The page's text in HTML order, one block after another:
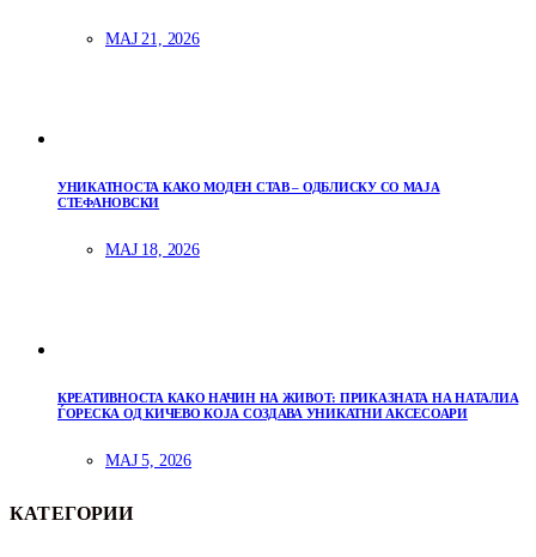
МАЈ 21, 2026
УНИКАТНОСТА КАКО МОДЕН СТАВ – ОДБЛИСКУ СО МАЈА
СТЕФАНОВСКИ
МАЈ 18, 2026
КРЕАТИВНОСТА КАКО НАЧИН НА ЖИВОТ: ПРИКАЗНАТА НА НАТАЛИА
ЃОРЕСКА ОД КИЧЕВО КОЈА СОЗДАВА УНИКАТНИ АКСЕСОАРИ
МАЈ 5, 2026
КАТЕГОРИИ